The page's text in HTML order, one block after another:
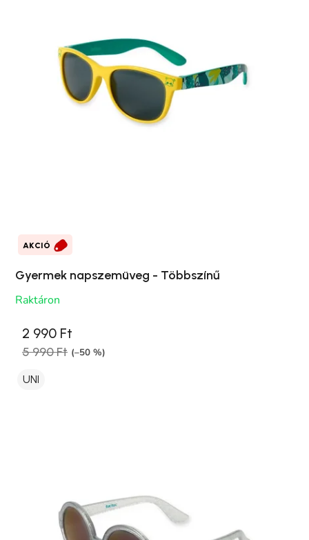
AKCIÓ
Gyermek napszemüveg - Többszínű
Raktáron
2 990 Ft
5 990 Ft (–50 %)
UNI